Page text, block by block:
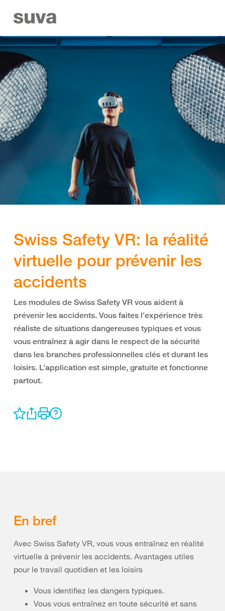
Swiss Safety VR: la réalité
virtuelle pour prévenir les
accidents
Les modules de Swiss Safety VR vous aident à
prévenir les accidents. Vous faites l’expérience très
réaliste de situations dangereuses typiques et vous
vous entraînez à agir dans le respect de la sécurité
dans les branches professionnelles clés et durant les
loisirs. L’application est simple, gratuite et fonctionne
partout.
En bref
Avec Swiss Safety VR, vous vous entraînez en réalité
virtuelle à prévenir les accidents. Avantages utiles
pour le travail quotidien et les loisirs
Vous identifiez les dangers typiques.
Vous vous entraînez en toute sécurité et sans